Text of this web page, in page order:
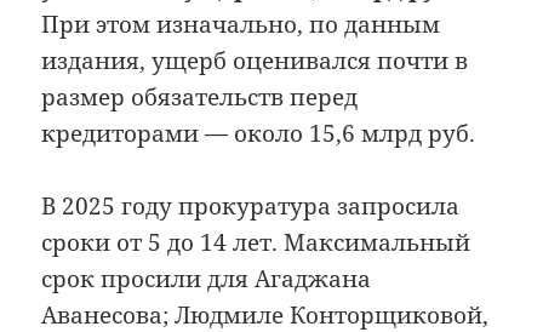
При этом изначально, по данным
издания, ущерб оценивался почти в
размер обязательств перед
кредиторами — около 15,6 млрд руб.
В 2025 году прокуратура запросила
сроки от 5 до 14 лет. Максимальный
срок просили для Агаджана
Аванесова; Людмиле Конторщиковой,